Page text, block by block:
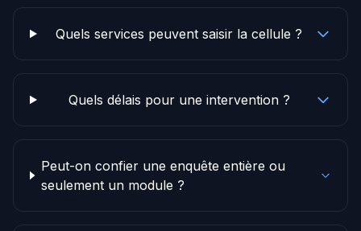
Quels services peuvent saisir la cellule ?
Quels délais pour une intervention ?
Peut-on confier une enquête entière ou
seulement un module ?